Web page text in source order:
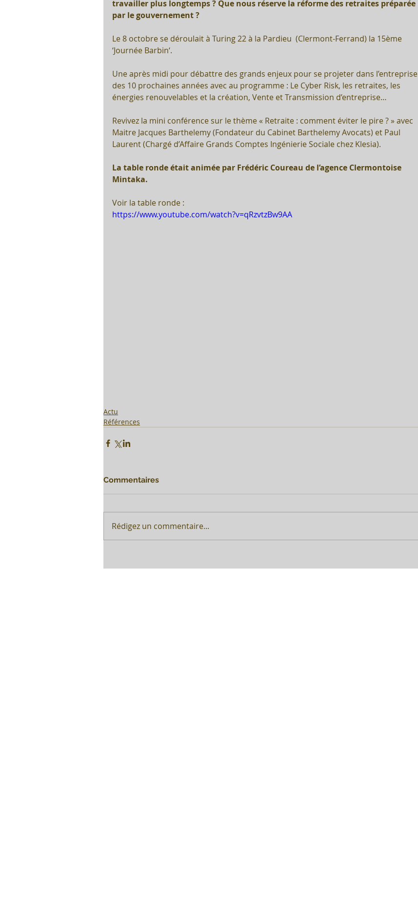
travailler plus longtemps ? Que nous réserve la réforme des retraites préparée
par le gouvernement ?
Le 8 octobre se déroulait à Turing 22 à la Pardieu  (Clermont-Ferrand) la 15ème
‘Journée Barbin‘.
Une après midi pour débattre des grands enjeux pour se projeter dans l’entreprise
des 10 prochaines années avec au programme : Le Cyber Risk, les retraites, les
énergies renouvelables et la création, Vente et Transmission d’entreprise…
Revivez la mini conférence sur le thème « Retraite : comment éviter le pire ? » avec
Maitre Jacques Barthelemy (Fondateur du Cabinet Barthelemy Avocats) et Paul
Laurent​ (Chargé d’Affaire Grands Comptes Ingénierie Sociale chez Klesia).
La table ronde était animée par Frédéric Coureau de l’agence Clermontoise
Mintaka.
Voir la table ronde :
https://www.youtube.com/watch?v=qRzvtzBw9AA
Actu
Références
Commentaires
Rédigez un commentaire...